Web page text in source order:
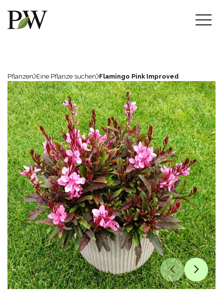
Pflanzen Eine Pflanze suchen Flamingo Pink Improved